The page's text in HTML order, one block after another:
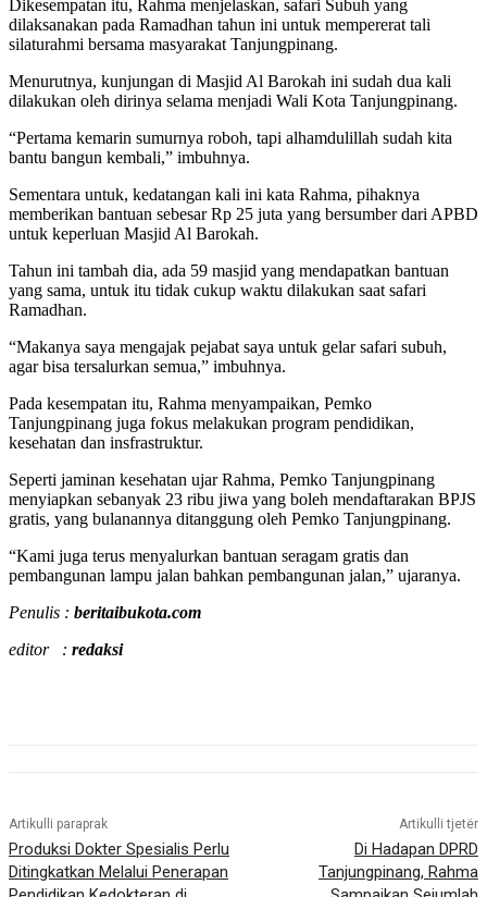
Dikesempatan itu, Rahma menjelaskan, safari Subuh yang
dilaksanakan pada Ramadhan tahun ini untuk mempererat tali
silaturahmi bersama masyarakat Tanjungpinang.
Menurutnya, kunjungan di Masjid Al Barokah ini sudah dua kali
dilakukan oleh dirinya selama menjadi Wali Kota Tanjungpinang.
“Pertama kemarin sumurnya roboh, tapi alhamdulillah sudah kita
bantu bangun kembali,” imbuhnya.
Sementara untuk, kedatangan kali ini kata Rahma, pihaknya
memberikan bantuan sebesar Rp 25 juta yang bersumber dari APBD
untuk keperluan Masjid Al Barokah.
Tahun ini tambah dia, ada 59 masjid yang mendapatkan bantuan
yang sama, untuk itu tidak cukup waktu dilakukan saat safari
Ramadhan.
“Makanya saya mengajak pejabat saya untuk gelar safari subuh,
agar bisa tersalurkan semua,” imbuhnya.
Pada kesempatan itu, Rahma menyampaikan, Pemko
Tanjungpinang juga fokus melakukan program pendidikan,
kesehatan dan insfrastruktur.
Seperti jaminan kesehatan ujar Rahma, Pemko Tanjungpinang
menyiapkan sebanyak 23 ribu jiwa yang boleh mendaftarakan BPJS
gratis, yang bulanannya ditanggung oleh Pemko Tanjungpinang.
“Kami juga terus menyalurkan bantuan seragam gratis dan
pembangunan lampu jalan bahkan pembangunan jalan,” ujaranya.
Penulis : beritaibukota.com
editor : redaksi
Artikulli paraprak
Produksi Dokter Spesialis Perlu
Ditingkatkan Melalui Penerapan
Artikulli tjetër
Di Hadapan DPRD
Tanjungpinang, Rahma